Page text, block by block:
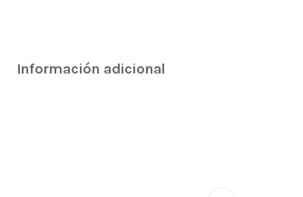
Información adicional